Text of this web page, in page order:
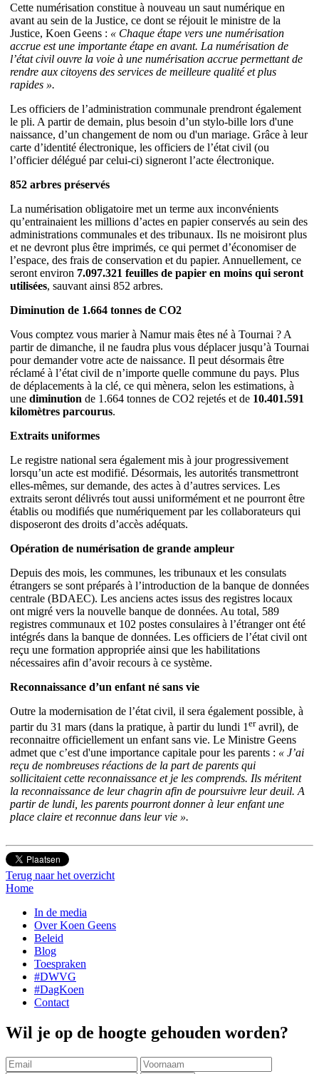
Cette numérisation constitue à nouveau un saut numérique en
avant au sein de la Justice, ce dont se réjouit le ministre de la
Justice, Koen Geens : « Chaque étape vers une numérisation
accrue est une importante étape en avant. La numérisation de
l’état civil ouvre la voie à une numérisation accrue permettant de
rendre aux citoyens des services de meilleure qualité et plus
rapides ».
Les officiers de l’administration communale prendront également
le pli. A partir de demain, plus besoin d’un stylo-bille lors d'une
naissance, d’un changement de nom ou d'un mariage. Grâce à leur
carte d’identité électronique, les officiers de l’état civil (ou
l’officier délégué par celui-ci) signeront l’acte électronique.
852 arbres préservés
La numérisation obligatoire met un terme aux inconvénients
qu’entrainaient les millions d’actes en papier conservés au sein des
administrations communales et des tribunaux. Ils ne moisiront plus
et ne devront plus être imprimés, ce qui permet d’économiser de
l’espace, des frais de conservation et du papier. Annuellement, ce
seront environ 7.097.321 feuilles de papier en moins qui seront
utilisées, sauvant ainsi 852 arbres.
Diminution de 1.664 tonnes de CO2
Vous comptez vous marier à Namur mais êtes né à Tournai ? A
partir de dimanche, il ne faudra plus vous déplacer jusqu’à Tournai
pour demander votre acte de naissance. Il peut désormais être
réclamé à l’état civil de n’importe quelle commune du pays. Plus
de déplacements à la clé, ce qui mènera, selon les estimations, à
une diminution de 1.664 tonnes de CO2 rejetés et de 10.401.591
kilomètres parcourus.
Extraits uniformes
Le registre national sera également mis à jour progressivement
lorsqu’un acte est modifié. Désormais, les autorités transmettront
elles-mêmes, sur demande, des actes à d’autres services. Les
extraits seront délivrés tout aussi uniformément et ne pourront être
établis ou modifiés que numériquement par les collaborateurs qui
disposeront des droits d’accès adéquats.
Opération de numérisation de grande ampleur
Depuis des mois, les communes, les tribunaux et les consulats
étrangers se sont préparés à l’introduction de la banque de données
centrale (BDAEC). Les anciens actes issus des registres locaux
ont migré vers la nouvelle banque de données. Au total, 589
registres communaux et 102 postes consulaires à l’étranger ont été
intégrés dans la banque de données. Les officiers de l’état civil ont
reçu une formation appropriée ainsi que les habilitations
nécessaires afin d’avoir recours à ce système.
Reconnaissance d’un enfant né sans vie
Outre la modernisation de l’état civil, il sera également possible, à
partir du 31 mars (dans la pratique, à partir du lundi 1 eravril), de
reconnaitre officiellement un enfant sans vie. Le Ministre Geens
admet que c’est d'une importance capitale pour les parents : « J’ai
reçu de nombreuses réactions de la part de parents qui
sollicitaient cette reconnaissance et je les comprends. Ils méritent
la reconnaissance de leur chagrin afin de poursuivre leur deuil. A
partir de lundi, les parents pourront donner à leur enfant une
place claire et reconnue dans leur vie ».
Terug naar het overzicht
Home
In de media
Over Koen Geens
Beleid
Blog
Toespraken
#DWVG
#DagKoen
Contact
Wil je op de hoogte gehouden worden?